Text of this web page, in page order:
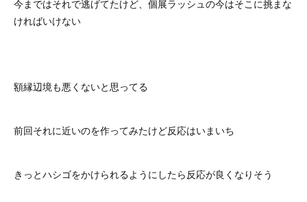
今まではそれで逃げてたけど、個展ラッシュの今はそこに挑まな
ければいけない
額縁辺境も悪くないと思ってる
前回それに近いのを作ってみたけど反応はいまいち
きっとハシゴをかけられるようにしたら反応が良くなりそう